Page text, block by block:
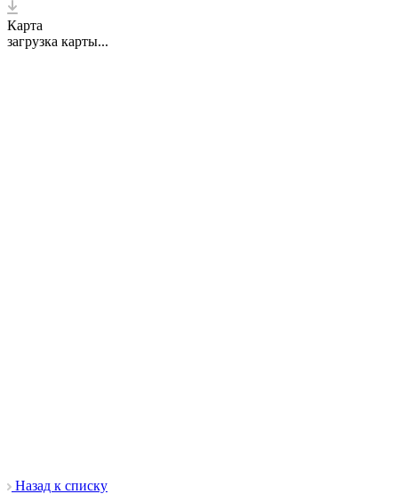
Карта
загрузка карты...
Назад к списку